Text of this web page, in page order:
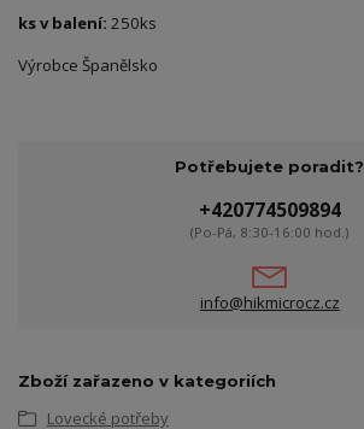
ks v balení: 250ks
Výrobce Španělsko
Potřebujete poradit?
+420774509894
(Po-Pá, 8:30-16:00 hod.)
info@hikmicrocz.cz
Zboží zařazeno v kategoriích
Lovecké potřeby